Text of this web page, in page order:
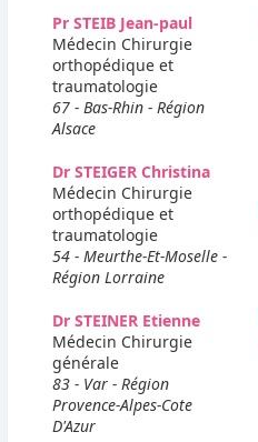
Pr STEIB Jean-paul
Médecin Chirurgie
orthopédique et
traumatologie
67 - Bas-Rhin - Région
Alsace
Dr STEIGER Christina
Médecin Chirurgie
orthopédique et
traumatologie
54 - Meurthe-Et-Moselle -
Région Lorraine
Dr STEINER Etienne
Médecin Chirurgie
générale
83 - Var - Région
Provence-Alpes-Cote
D'Azur